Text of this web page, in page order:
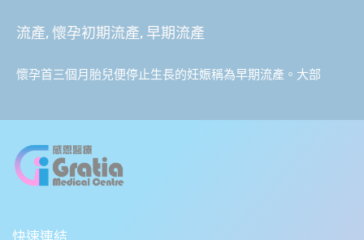
流產, 懷孕初期流產, 早期流產
懷孕首三個月胎兒便停止生長的妊娠稱為早期流產。大部